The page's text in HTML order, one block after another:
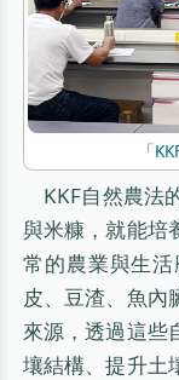
「
KKF自然農法
與米糠，就能培
常的農業與生
皮、豆渣、魚內
來源，透過這些
壤結構、提升土